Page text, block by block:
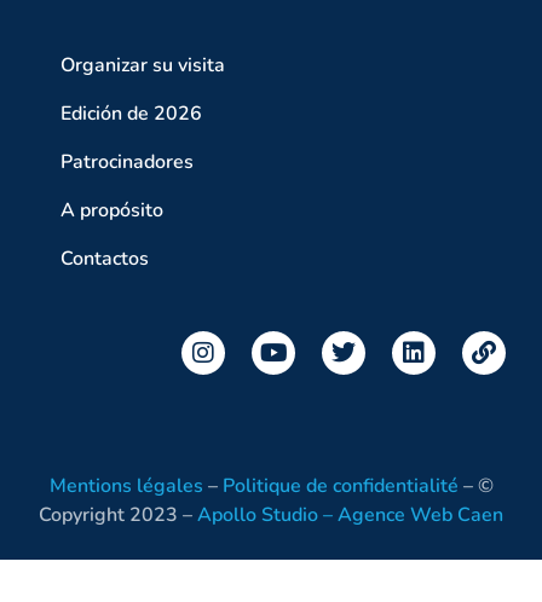
Organizar su visita
Edición de 2026
Patrocinadores
A propósito
Contactos
Mentions légales – Politique de confidentialité – ©
Copyright 2023 –Apollo Studio – Agence Web Caen